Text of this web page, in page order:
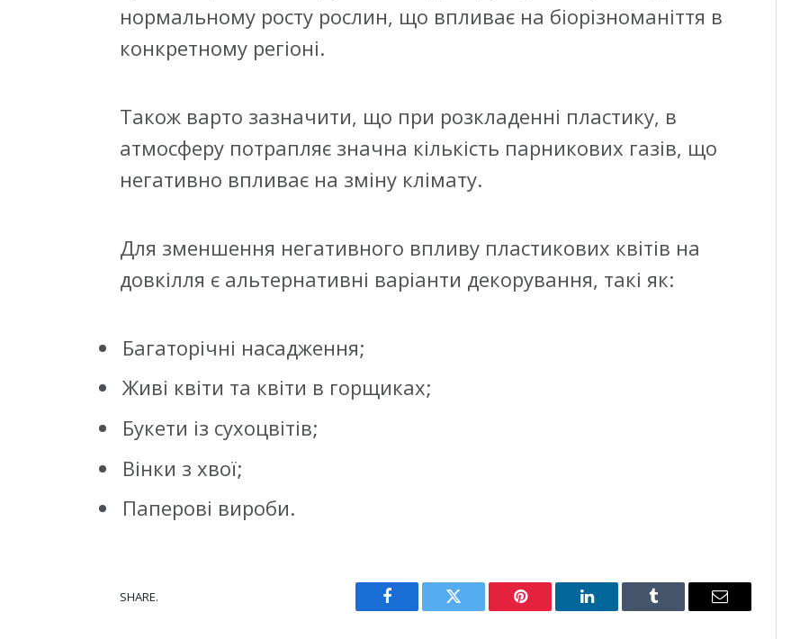
нормальному росту рослин, що впливає на біорізноманіття в
конкретному регіоні.
Також варто зазначити, що при розкладенні пластику, в
атмосферу потрапляє значна кількість парникових газів, що
негативно впливає на зміну клімату.
Для зменшення негативного впливу пластикових квітів на
довкілля є альтернативні варіанти декорування, такі як:
Багаторічні насадження;
Живі квіти та квіти в горщиках;
Букети із сухоцвітів;
Вінки з хвої;
Паперові вироби.
SHARE.
Facebook Twitter Pinterest LinkedIn Tumblr Email